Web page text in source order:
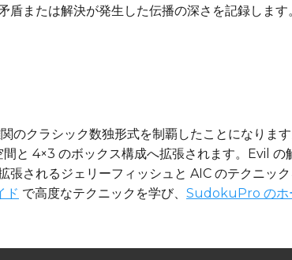
または解決が発生した伝播の深さを記録しま
のクラシック数独形式を制覇したことになりま
と 4×3 のボックス構成へ拡張されます。Evil
張されるジェリーフィッシュと AIC のテクニック
ド で高度なテクニックを学び、 SudokuPro のホ